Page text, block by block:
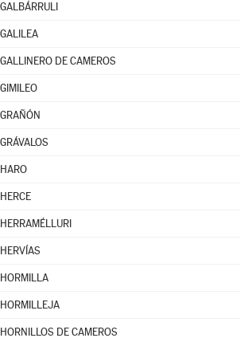
GALBÁRRULI
GALILEA
GALLINERO DE CAMEROS
GIMILEO
GRAÑÓN
GRÁVALOS
HARO
HERCE
HERRAMÉLLURI
HERVÍAS
HORMILLA
HORMILLEJA
HORNILLOS DE CAMEROS